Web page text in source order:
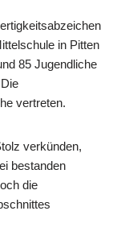
in Pitten
85 Jugendliche
vertreten.
verkünden,
bestanden
die